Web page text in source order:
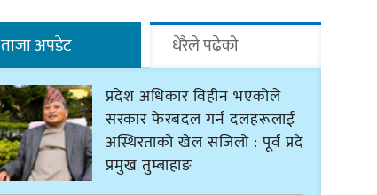
ताजा अपडेट धेरैले पढेको
प्रदेश अधिकार विहीन भएकोले
सरकार फेरबदल गर्न दलहरूलाई
अस्थिरताको खेल सजिलो : पूर्व प्रदेश
प्रमुख तुम्बाहाङ